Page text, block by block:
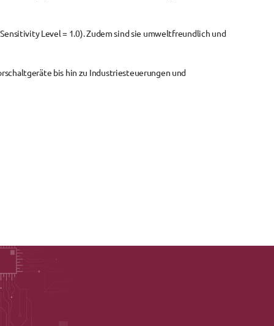
Level = 1.0). Zudem sind sie umweltfreundlich und
bis hin zu Industriesteuerungen